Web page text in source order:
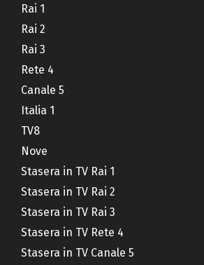
Rai 1
Rai 2
Rai 3
Rete 4
Canale 5
Italia 1
TV8
Nove
Stasera in TV Rai 1
Stasera in TV Rai 2
Stasera in TV Rai 3
Stasera in TV Rete 4
Stasera in TV Canale 5